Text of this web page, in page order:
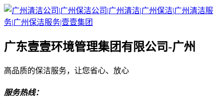
广东壹壹环境管理集团有限公司-广州
高品质的保洁服务，让您省心、放心
服务热线：